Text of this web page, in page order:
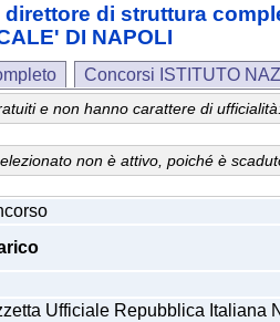
di struttura
DI NAPOLI
Concorsi ISTITUTO
e non hanno carattere di
non è attivo, poiché è
Ufficiale Repubblica Italiana